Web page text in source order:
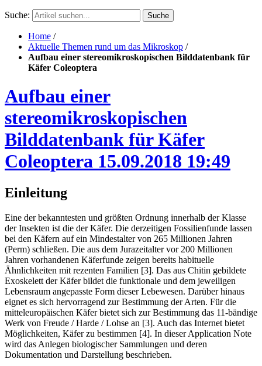
Suche: Suche
Home /
Aktuelle Themen rund um das Mikroskop /
Aufbau einer stereomikroskopischen Bilddatenbank für
Käfer Coleoptera
Aufbau einer
stereomikroskopischen
Bilddatenbank für Käfer
Coleoptera 15.09.2018 19:49
Einleitung
Eine der bekanntesten und größten Ordnung innerhalb der Klasse
der Insekten ist die der Käfer. Die derzeitigen Fossilienfunde lassen
bei den Käfern auf ein Mindestalter von 265 Millionen Jahren
(Perm) schließen. Die aus dem Jurazeitalter vor 200 Millionen
Jahren vorhandenen Käferfunde zeigen bereits habituelle
Ähnlichkeiten mit rezenten Familien [3]. Das aus Chitin gebildete
Exoskelett der Käfer bildet die funktionale und dem jeweiligen
Lebensraum angepasste Form dieser Lebewesen. Darüber hinaus
eignet es sich hervorragend zur Bestimmung der Arten. Für die
mitteleuropäischen Käfer bietet sich zur Bestimmung das 11-bändige
Werk von Freude / Harde / Lohse an [3]. Auch das Internet bietet
Möglichkeiten, Käfer zu bestimmen [4]. In dieser Application Note
wird das Anlegen biologischer Sammlungen und deren
Dokumentation und Darstellung beschrieben.